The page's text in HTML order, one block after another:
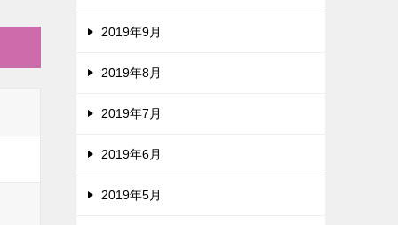
2019年9月
2019年8月
2019年7月
2019年6月
2019年5月